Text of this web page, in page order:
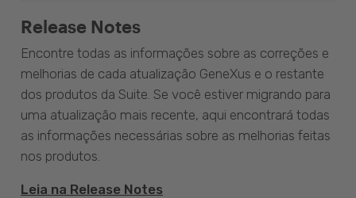
Release Notes
Encontre todas as informações sobre as correções e
melhorias de cada atualização GeneXus e o restante
dos produtos da Suite. Se você estiver migrando para
uma atualização mais recente, aqui encontrará todas
as informações necessárias sobre as melhorias feitas
nos produtos.
Leia na Release Notes